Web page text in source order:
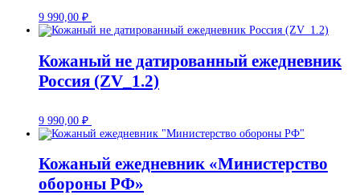
9 990,00 ₽
Кожаный не датированный ежедневник
Россия (ZV_1.2)
9 990,00 ₽
Кожаный ежедневник «Министерство
обороны РФ»